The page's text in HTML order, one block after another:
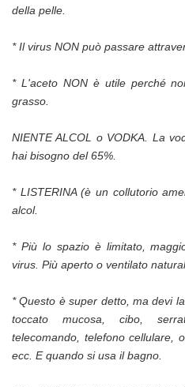
della pelle.
* Il virus NON può passare
* L'aceto NON è utile perché
grasso.
NIENTE ALCOL o VODKA. La
hai bisogno del 65%.
* LISTERINA (è un collutorio
alcol.
* Più lo spazio è limitato,
virus. Più aperto o ventilato
* Questo è super detto, ma devi
toccato mucosa, cibo,
telecomando, telefono cellulare,
ecc. E quando si usa il bagno.